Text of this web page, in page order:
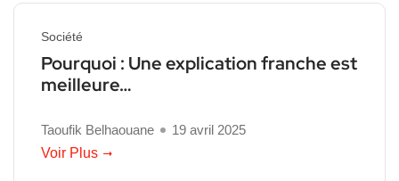
Société
Pourquoi : Une explication franche est
meilleure…
Taoufik Belhaouane
19 avril 2025
Voir Plus